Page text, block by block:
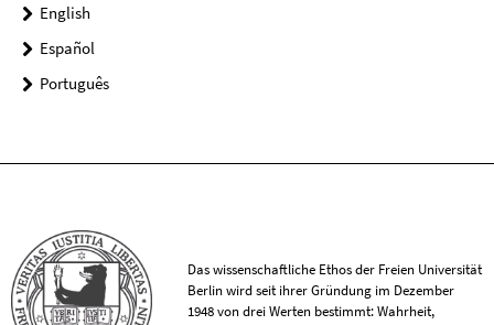
English
Español
Português
Das wissenschaftliche Ethos der Freien Universität
Berlin wird seit ihrer Gründung im Dezember
1948 von drei Werten bestimmt: Wahrheit,